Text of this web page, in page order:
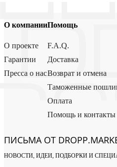
О компании
О проекте
Гарантии
Пресса о нас
Помощь
F.A.Q.
Доставка
Возврат и отмена
Таможенные
Оплата
Помощь и контакты
ПИСЬМА ОТ
НОВОСТИ, ИДЕИ, ПОДБОРКИ И